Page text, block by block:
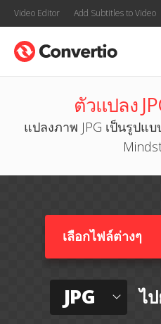
Video Editor Add Subtitles to Video
ตัวแปลง
แปลงภาพ JPG เป็นรูปแบ
เลือกไฟล์ต่างๆ​
JPG ไ